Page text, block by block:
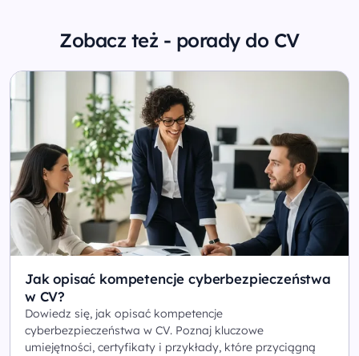
Zobacz też - porady do CV
Jak opisać kompetencje cyberbezpieczeństwa
w CV?
Dowiedz się, jak opisać kompetencje
cyberbezpieczeństwa w CV. Poznaj kluczowe
umiejętności, certyfikaty i przykłady, które przyciągną